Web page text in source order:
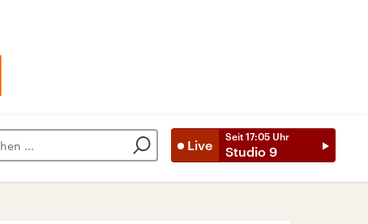
Live
Seit 17:05 Uhr
Studio 9